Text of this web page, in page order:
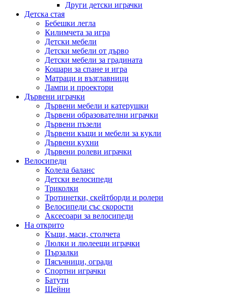
Други детски играчки
Детска стая
Бебешки легла
Килимчета за игра
Детски мебели
Детски мебели от дърво
Детски мебели за градината
Кошари за спане и игра
Матраци и възглавници
Лампи и проектори
Дървени играчки
Дървени мебели и катерушки
Дървени образователни играчки
Дървени пъзели
Дървени къщи и мебели за кукли
Дървени кухни
Дървени ролеви играчки
Велосипеди
Колела баланс
Детски велосипеди
Триколки
Тротинетки, скейтборди и ролери
Велосипеди със скорости
Аксесоари за велосипеди
На открито
Къщи, маси, столчета
Люлки и люлеещи играчки
Пързалки
Пясъчници, огради
Спортни играчки
Батути
Шейни